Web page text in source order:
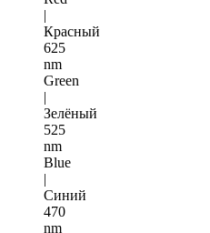
|
Красный
625
nm
Green
|
Зелёный
525
nm
Blue
|
Синий
470
nm